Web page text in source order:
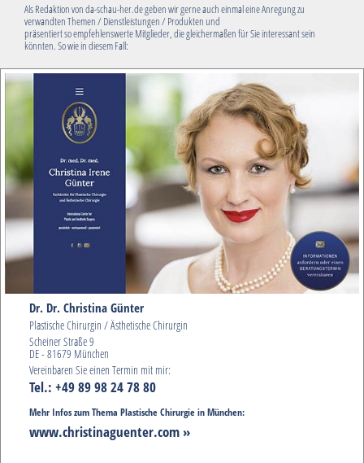
Als Redaktion von da-schau-her.de geben wir gerne auch einmal eine Anregung zu
verwandten Themen / Dienstleistungen / Produkten und
präsentiert so empfehlenswerte Mitglieder, die gleichermaßen für Sie interessant sein
könnten. So wie in diesem Fall:
Dr. Dr. Christina Günter
Plastische Chirurgin / Ästhetische Chirurgin
Scheiner Straße 9
DE - 81679 München
Vereinbaren Sie einen Termin mit mir:
Tel.: +49 89 98 24 78 80
Mehr Infos zum Thema Plastische Chirurgie in München:
www.christinaguenter.com »